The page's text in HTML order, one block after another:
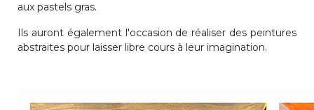
Cantine
+32 (0)2 374 76 75
aux pastels gras.
Ils auront également l'occasion de réaliser des peintures
abstraites pour laisser libre cours à leur imagination.